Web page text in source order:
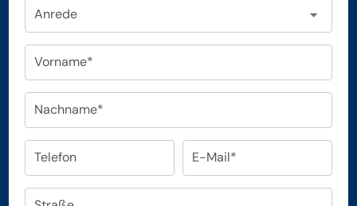
Anrede
Vorname*
Nachname*
Telefon E-Mail*